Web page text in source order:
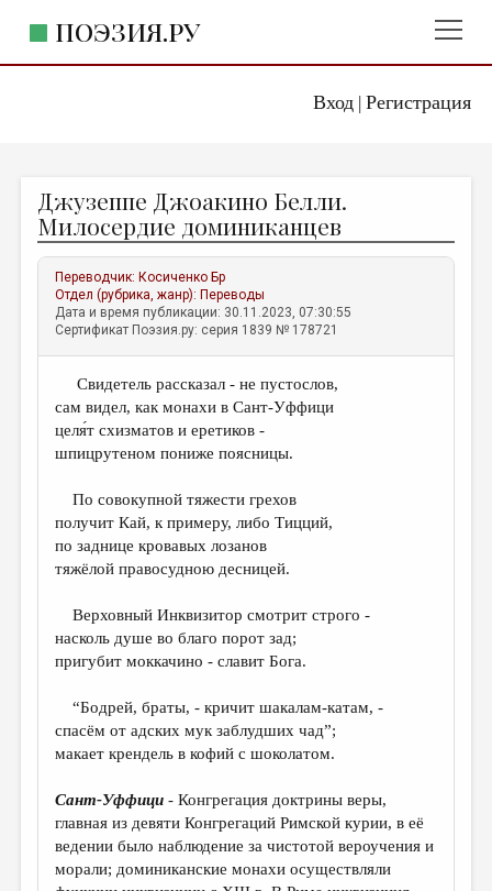
Вход| Регистрация
ПОЭЗИЯ.РУ
ЖАНРЫ
АВТОРЫ
КОММЕНТАРИИ
ЛИТСАЛОН
ПРАВИЛА САЙТА
ОТДЕЛЫ И РУБРИКИ
ДАЙДЖЕСТ
ПРОИЗВЕДЕНИЯ
КОНКУРСЫ
КНИЖНАЯ ПОЛКА
ОБЗОР ЛИТЕРАТУРЫ
СТРАНИЦЫ ПАМЯТИ
ОБЪЯВЛЕНИЯ
КОЛОНКА РЕДАКТОРА
Джузеппе Джоакино Белли.
Милосердие доминиканцев
Переводчик: Косиченко Бр
Отдел (рубрика, жанр): Переводы
Дата и время публикации: 30.11.2023, 07:30:55
Сертификат Поэзия.ру: серия 1839 № 178721
Свидетель рассказал - не пустослов,
сам видел, как монахи в Сант-Уффици
целя́т схизматов и еретиков -
шпицрутеном пониже поясницы.
По совокупной тяжести грехов
получит Кай, к примеру, либо Тицций,
по заднице кровавых лозанов
тяжёлой правосудною десницей.
Верховный Инквизитор смотрит строго -
насколь душе во благо порот зад;
пригубит моккачино - славит Бога.
“Бодрей, браты, - кричит шакалам-катам, -
спасём от адских мук заблудших чад”;
макает крендель в кофий с шоколатом.
Сант-Уффици - Конгрегация доктрины веры,
главная из девяти Конгрегаций Римской курии, в её
ведении было наблюдение за чистотой вероучения и
морали; доминиканские монахи осуществляли